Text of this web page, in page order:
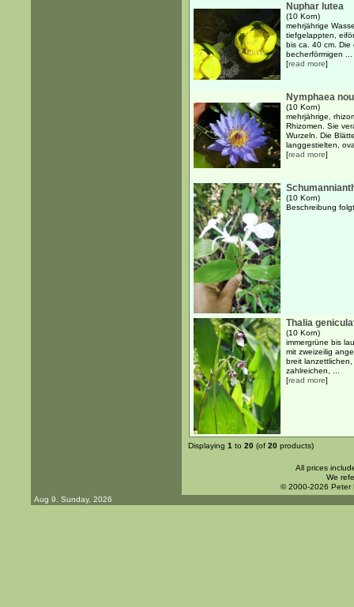
Nuphar lutea
(10 Korn)
mehrjährige
tiefgelappten,
bis ca. 40 cm.
becherförmigen ...
[read more]
Nymphaea
(10 Korn)
mehrjährige,
Rhizomen. Sie
Wurzeln. Die
langgestielten,
[read more]
(10 Korn)
Beschreibung
Thalia
(10 Korn)
immergrüne bis
mit zweizeilig
breit
zahlreichen, ...
[read more]
Displaying 1 to 20 (of 20 products)
All prices
We
© 2000-2026 Peter
Aug 9. Sunday, 2026